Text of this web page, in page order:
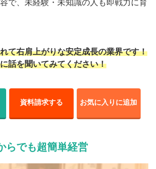
で、未経験・未知識の人も即戦力に育
て右肩上がりな安定成長の業界です！
話を聞いてみてください！
資料請求する お気に入りに追加
らでも超簡単経営